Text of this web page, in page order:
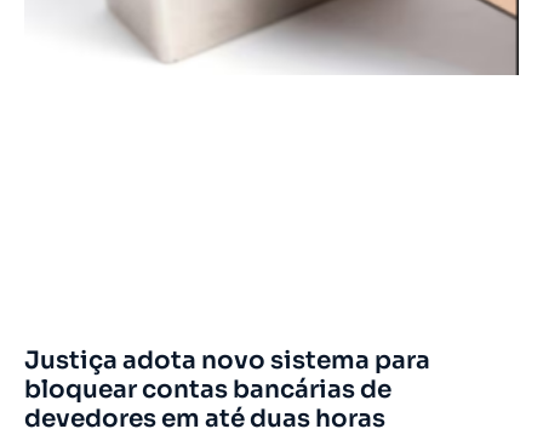
Justiça adota novo sistema para
bloquear contas bancárias de
devedores em até duas horas